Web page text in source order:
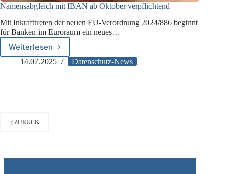
Namensabgleich mit IBAN ab Oktober verpflichtend
Mit Inkrafttreten der neuen EU-Verordnung 2024/886 beginnt
für Banken im Euroraum ein neues…
WeiterlesenNamensabgleich
mit
14.07.2025 Datenschutz-News
ZURÜCK